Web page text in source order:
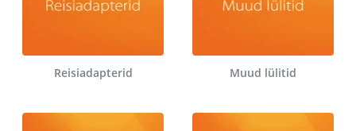
Reisiadapterid Muud lülitid